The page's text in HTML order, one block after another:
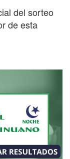
del sorteo
de esta